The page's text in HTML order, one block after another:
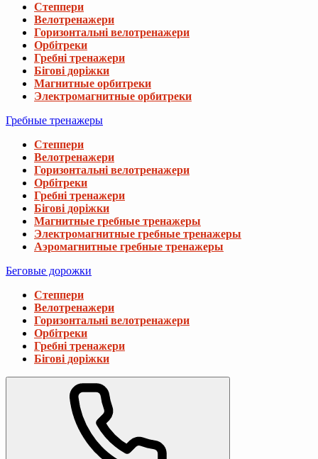
Степпери
Велотренажери
Горизонтальні велотренажери
Орбітреки
Гребні тренажери
Бігові доріжки
Магнитные орбитреки
Электромагнитные орбитреки
Гребные тренажеры
Степпери
Велотренажери
Горизонтальні велотренажери
Орбітреки
Гребні тренажери
Бігові доріжки
Магнитные гребные тренажеры
Электромагнитные гребные тренажеры
Аэромагнитные гребные тренажеры
Беговые дорожки
Степпери
Велотренажери
Горизонтальні велотренажери
Орбітреки
Гребні тренажери
Бігові доріжки